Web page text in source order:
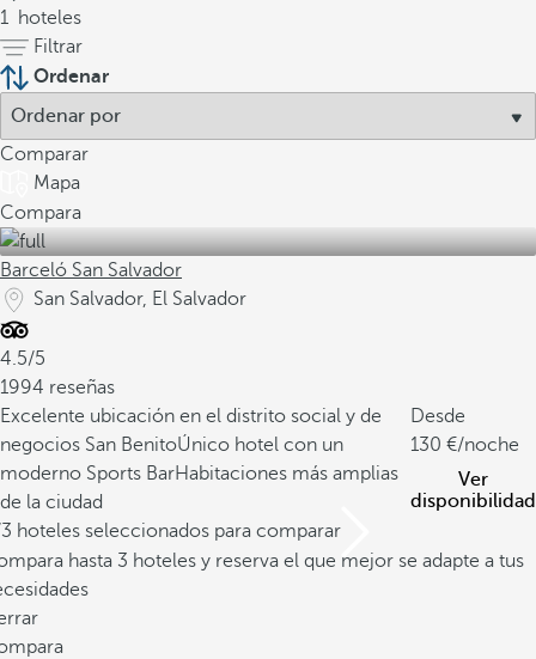
1 hoteles
Filtrar
Ordenar
Comparar
Mapa
Compara
Barceló San Salvador
San Salvador, El Salvador
4.5/5
1994 reseñas
Excelente ubicación en el distrito social y de
negocios San BenitoÚnico hotel con un
moderno Sports BarHabitaciones más amplias
de la ciudad
Desde
130
/noche
Ver
disponibilidad
hoteles seleccionados para comparar
hasta 3 hoteles y reserva el que mejor se adapte a tus